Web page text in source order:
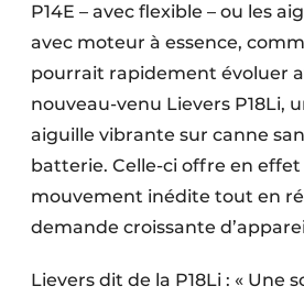
P14E – avec flexible – ou les
avec moteur à essence,
pourrait rapidement évoluer
nouveau-venu Lievers P18Li,
aiguille vibrante sur canne
batterie. Celle-ci offre en
mouvement inédite tout en
demande croissante
Lievers dit de la P18Li : « Une